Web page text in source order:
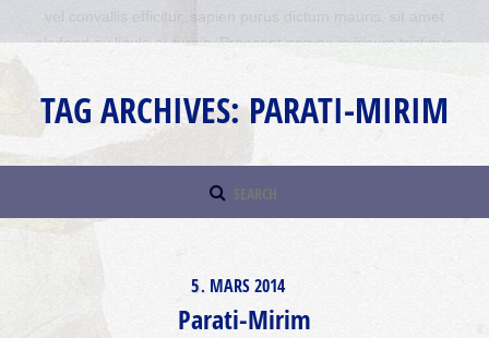
dignissim et vitae nibh. Nullam placerat, enim a interdum
fringilla, nibh felis sodales sapien, at consequat ipsum eros et
READ MORE
TAG ARCHIVES:PARATI-MIRIM
5. MARS2014
Parati-Mirim